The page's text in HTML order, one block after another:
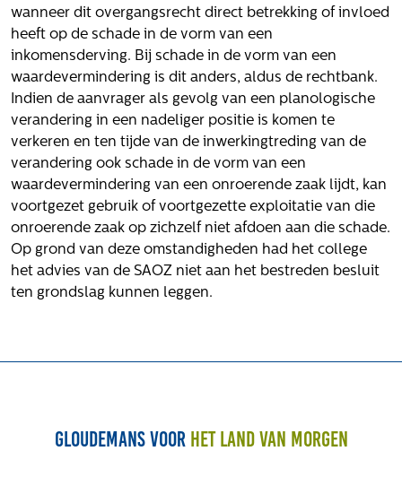
Vacatures
Contact
Privacyverklaring
Proclaimer
Volg ons
Integrale aanpak gebiedsvisie
wanneer dit overgangsrecht direct betrekking of invloed
heeft op de schade in de vorm van een
inkomensderving. Bij schade in de vorm van een
waardevermindering is dit anders, aldus de rechtbank.
Indien de aanvrager als gevolg van een planologische
verandering in een nadeliger positie is komen te
verkeren en ten tijde van de inwerkingtreding van de
verandering ook schade in de vorm van een
waardevermindering van een onroerende zaak lijdt, kan
voortgezet gebruik of voortgezette exploitatie van die
onroerende zaak op zichzelf niet afdoen aan die schade.
Op grond van deze omstandigheden had het college
het advies van de SAOZ niet aan het bestreden besluit
ten grondslag kunnen leggen.
Gloudemans voor het land van morgen